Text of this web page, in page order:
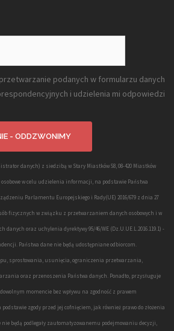
podanych w formularzu danych
i udzielenia mi odpowiedzi
danych) z siedzibą w Stary Miastków 58, 08-420 Miastków
w celu udzielenia informacji, na podstawie Państwa
Parlamentu Europejskiego i Rady(UE) 2016/679 z dnia 27
fizycznych w związku z przetwarzaniem danych osobowych i w
danych oraz uchylenia dyrektywy 95/46/WE (Dz.U.UE.L.2016.119.1) -
Państwa dane nie będą udostępniane odbiorcom.
sprostowania, usunięcia, ograniczenia przetwarzania,
oraz przenoszenia Państwa danych. Ponadto, przysługuje
momencie bez wpływu na zgodność z prawem
zgody przed jej cofnięciem, jak również prawo do złożenia
będą podlegały zautomatyzowanemu podejmowaniu decyzji,